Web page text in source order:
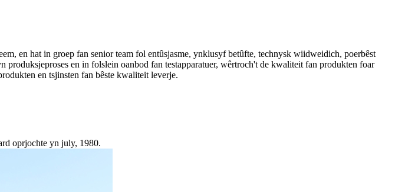
en hat in groep fan senior team fol entûsjasme, ynklusyf betûfte, technysk wiidweidich, poerbêst
en in folslein oanbod fan testapparatuer, wêrtroch't de kwaliteit fan produkten foar
en tsjinsten fan bêste kwaliteit leverje.
oprjochte yn july, 1980.